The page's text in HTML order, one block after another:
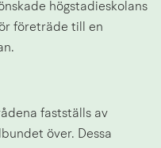
högstadieskolans
företräde till en
fastställs av
över. Dessa